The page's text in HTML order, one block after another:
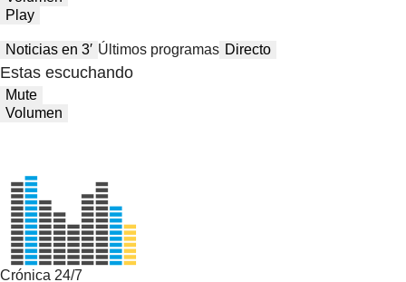
Play
Noticias en 3′ Últimos programas Directo
Estas escuchando
Mute
Volumen
Crónica 24/7